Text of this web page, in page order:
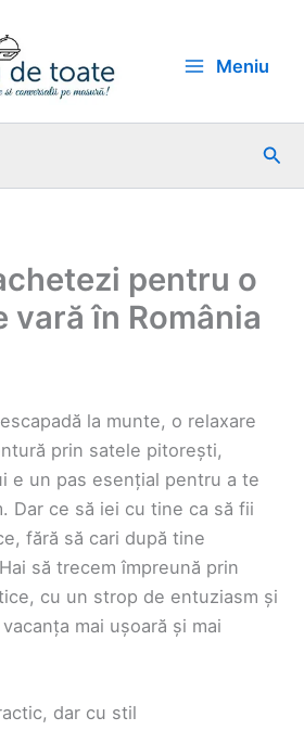
Meniu
pentru o
vară în România
la munte, o relaxare
prin satele pitorești,
e un pas esențial pentru a te
Dar ce să iei cu tine ca să fii
fără să cari după tine
să trecem împreună prin
cu un strop de entuziasm și
mai ușoară și mai
dar cu stil